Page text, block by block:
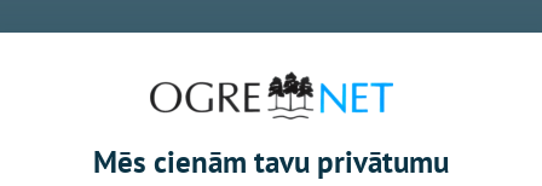
Pirms dodies
ir siltāka un
Mēs cienām tavu privātumu